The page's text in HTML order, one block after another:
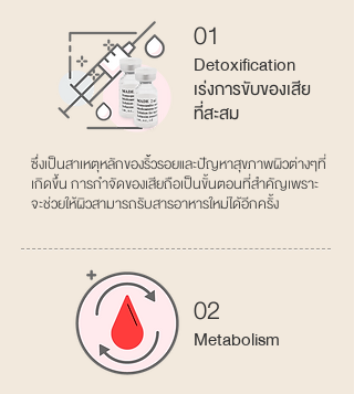
01
Detoxification
เร่งการขับของเสีย
ที่สะสม
ซึ่งเป็นสาเหตุหลักของริ้วรอยและปัญหาสุขภาพผิวต่างๆที่
เกิดขึ้น การกําจัดของเสียถือเป็นขั้นตอนที่สําคัญเพราะ
จะช่วยให้ผิวสามารถรับสารอาหารใหม่ได้อีกครั้ง
02
Metabolism